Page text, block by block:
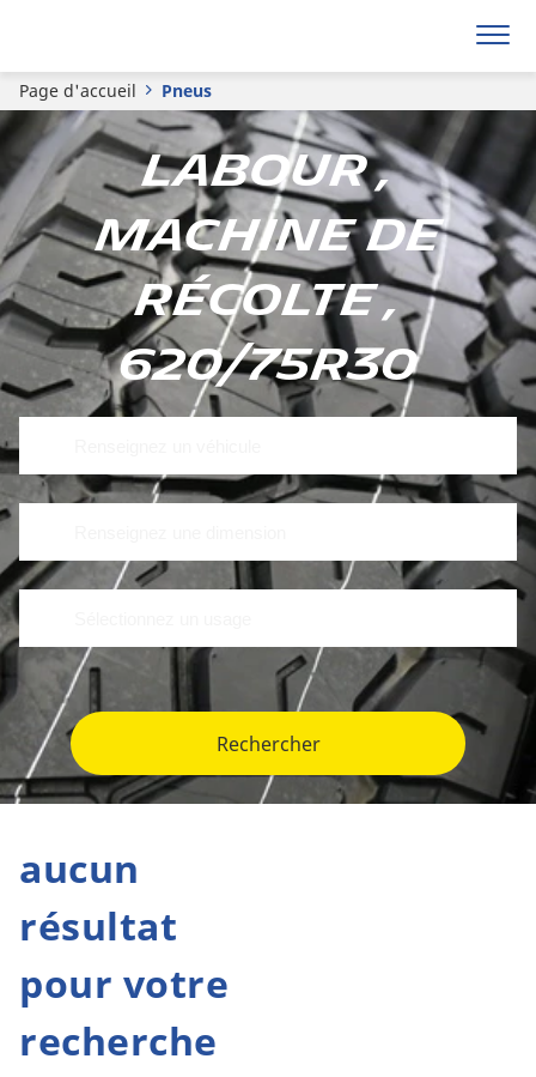
Page d'accueil Pneus
Labour ,
Machine de
récolte ,
620/75R30
Rechercher
aucun
résultat
pour votre
recherche